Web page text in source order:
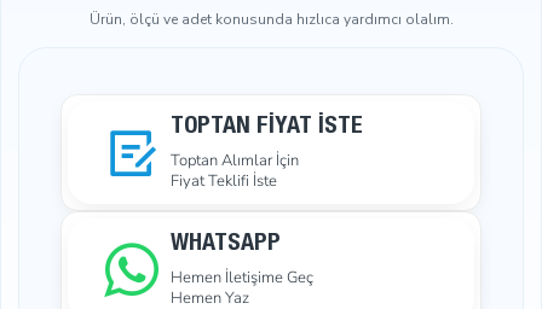
gününde gönderiyoruz ve birlikte çalıştığımız kargo
günüdür. Kim beğendiği bir ürün için bir hafta veya daha
fazla beklemek ister?
Ürün, ölçü ve adet konusunda hızlıca yardımcı olalım.
TOPTAN FIYAT İSTE
Toptan Alımlar İçin
Fiyat Teklifi İste
WHATSAPP
Hemen İletişime Geç
Hemen Yaz